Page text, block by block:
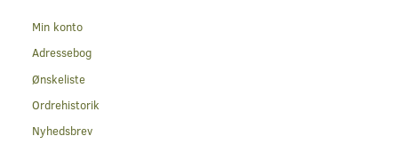
Min konto
Adressebog
Ønskeliste
Ordrehistorik
Nyhedsbrev